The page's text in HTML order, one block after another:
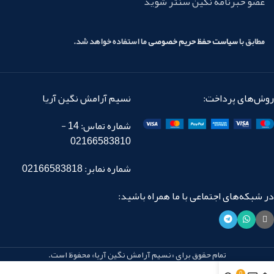
مطابق باسیاست حفظ حریم خصوصیما استفاده خواهد شد.
روش‌های پرداخت:
نسیم آرامش نگین آریا
شماره تماس: 14 -
02166583810
شماره نمابر: 02166583818
در شبکه‌های اجتماعی با ما همراه باشید:
تمام حقوق برای «نسیم آرامش نگین آریا» محفوظ است.